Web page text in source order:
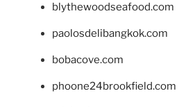
blythewoodseafood.com
paolosdelibangkok.com
bobacove.com
phoone24brookfield.com